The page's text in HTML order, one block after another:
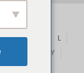
I J
L
Y